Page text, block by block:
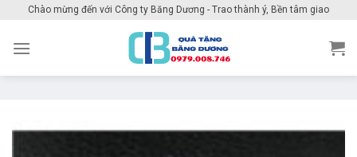
content
Chào mừng đến với Công ty Băng Dương - Trao thành ý, Bền tâm giao